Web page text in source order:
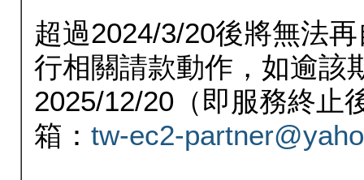
超過2024/3/20後將無法
行相關請款動作，如逾該
2025/12/20（即服務終止
箱： tw-ec2-